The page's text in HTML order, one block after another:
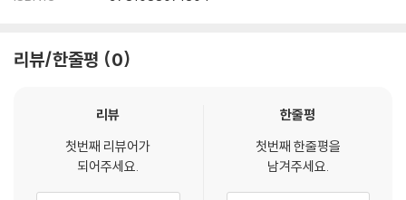
리뷰/한줄평 0
리뷰
첫번째 리뷰어가
되어주세요.
한줄평
첫번째 한줄평을
남겨주세요.